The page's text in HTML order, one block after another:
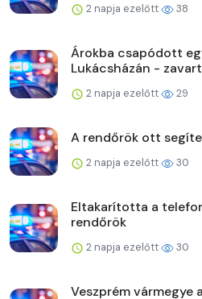
2 napja ezelőtt 38
Árokba csapódott
Lukácsházán -
2 napja ezelőtt 29
A rendőrök ott
2 napja ezelőtt 30
Eltakarította a
rendőrök
2 napja ezelőtt 30
Veszprém vármegye